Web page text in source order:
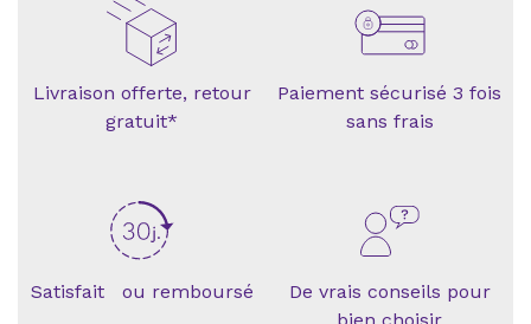
Livraison offerte, retour
gratuit*
Paiement sécurisé 3 fois
sans frais
Satisfait ou remboursé
De vrais conseils pour